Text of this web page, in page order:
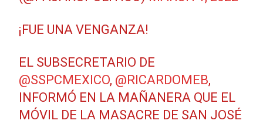
¡FUE UNA VENGANZA!
EL SUBSECRETARIO DE
@SSPCMEXICO, @RICARDOMEB,
INFORMÓ EN LA MAÑANERA QUE EL
MÓVIL DE LA MASACRE DE SAN JOSÉ